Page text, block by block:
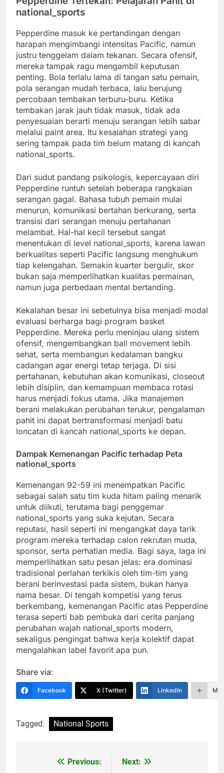
national_sports
Pepperdine masuk ke pertandingan dengan
harapan mengimbangi intensitas Pacific, namun
justru tenggelam dalam tekanan. Secara ofensif,
mereka tampak ragu mengambil keputusan
penting. Bola terlalu lama di tangan satu pemain,
pola serangan mudah terbaca, lalu berujung
percobaan tembakan terburu-buru. Ketika
tembakan jarak jauh tidak masuk, tidak ada
penyesuaian berarti menuju serangan lebih sabar
melalui paint area. Itu kesalahan strategi yang
sering tampak pada tim belum matang di kancah
national_sports.
Dari sudut pandang psikologis, kepercayaan diri
Pepperdine runtuh setelah beberapa rangkaian
serangan gagal. Bahasa tubuh pemain mulai
menurun, komunikasi bertahan berkurang, serta
transisi dari serangan menuju pertahanan
melambat. Hal-hal kecil tersebut sangat
menentukan di level national_sports, karena lawan
berkualitas seperti Pacific langsung menghukum
tiap kelengahan. Semakin kuarter bergulir, skor
bukan saja memperlihatkan kualitas permainan,
namun juga perbedaan mental bertanding.
Kekalahan besar ini sebetulnya bisa menjadi modal
evaluasi berharga bagi program basket
Pepperdine. Mereka perlu meninjau ulang sistem
ofensif, mengembangkan ball movement lebih
sehat, serta membangun kedalaman bangku
cadangan agar energi tetap terjaga. Di sisi
pertahanan, kebutuhan akan komunikasi, closeout
lebih disiplin, dan kemampuan membaca rotasi
harus menjadi fokus utama. Jika manajemen
berani melakukan perubahan terukur, pengalaman
pahit ini dapat bertransformasi menjadi batu
loncatan di kancah national_sports ke depan.
Dampak Kemenangan Pacific terhadap Peta
national_sports
Kemenangan 92-59 ini menempatkan Pacific
sebagai salah satu tim kuda hitam paling menarik
untuk diikuti, terutama bagi penggemar
national_sports yang suka kejutan. Secara
reputasi, hasil seperti ini mengangkat daya tarik
program mereka terhadap calon rekrutan muda,
sponsor, serta perhatian media. Bagi saya, laga ini
memperlihatkan satu pesan jelas: era dominasi
tradisional perlahan terkikis oleh tim-tim yang
berani berinvestasi pada sistem, bukan hanya
nama besar. Di tengah kompetisi yang terus
berkembang, kemenangan Pacific atas Pepperdine
terasa seperti bab pembuka dari cerita panjang
perubahan wajah national_sports modern,
sekaligus pengingat bahwa kerja kolektif dapat
mengalahkan label favorit apa pun.
Share via:
Facebook X (Twitter) LinkedIn
Tagged: National Sports
NavigasiPrevious:
Next: